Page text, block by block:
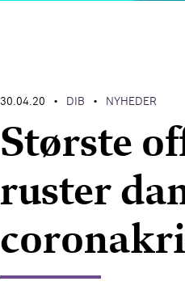
30.04.20 • DIB • NYHEDER
Største
ruster